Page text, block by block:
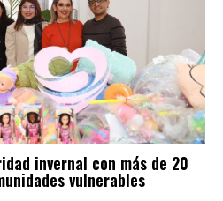
invernal con más de 20
vulnerables